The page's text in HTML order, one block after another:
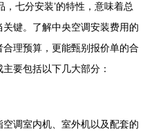
，七分安装’的特性，意味着总
键。了解中央空调安装费用的
理预算，更能甄别报价单的合
要包括以下几大部分：
调室内机、室外机以及配套的